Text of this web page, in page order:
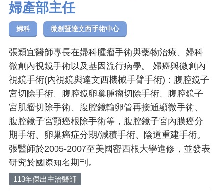
婦產部主任
婦科 微創暨達文西手術中心
張穎宜醫師專長在婦科腫瘤手術與藥物治療、婦科
微創內視鏡手術以及基因流行病學。 婦癌與微創內
視鏡手術(內視鏡與達文西機械手臂手術)：腹腔鏡子
宮切除手術、腹腔鏡卵巢腫瘤切除手術、腹腔鏡子
宮肌瘤切除手術、腹腔鏡輸卵管再接通顯微手術、
腹腔鏡子宮頸癌根除手術等，腹腔鏡子宮內膜癌分
期手術、卵巢癌症分期/減積手術、陰道重建手術。
張醫師於2005-2007至美國密西根大學進修，並發表
研究於國際知名期刊。
113年傑出主治醫師